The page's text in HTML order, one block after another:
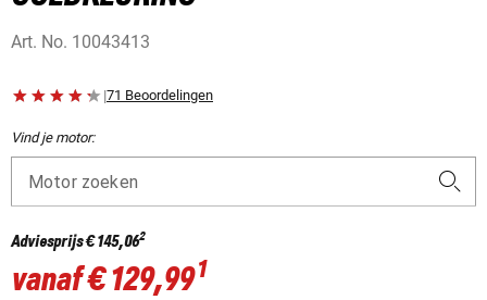
Art. No. 10043413
|71 Beoordelingen
Vind je motor:
Motor zoeken
Adviesprijs€ 145,062
vanaf€ 129,991